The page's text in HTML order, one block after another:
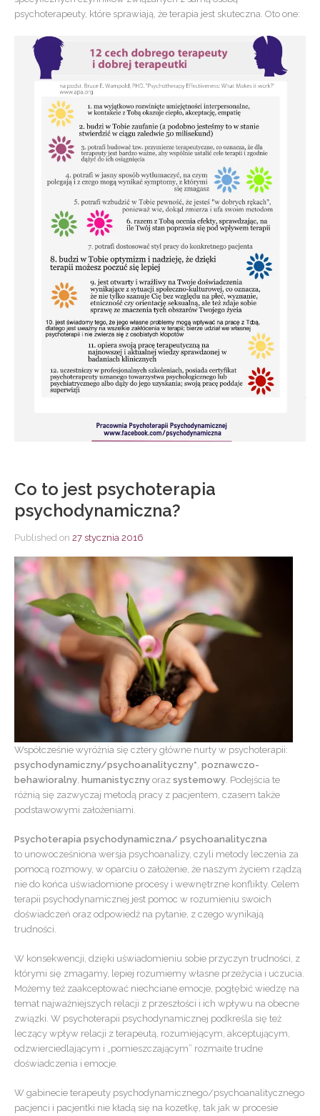
psychoterapeuty, które sprawiają, że terapia jest skuteczna. Oto one:
Co to jest psychoterapia
psychodynamiczna?
Published on 27 stycznia 2016
Współcześnie wyróżnia się cztery główne nurty w psychoterapii:
psychodynamiczny/psychoanalityczny* poznawczo-
behawioralny humanistyczny oraz systemowy . Podejścia te
różnią się zazwyczaj metodą pracy z pacjentem, czasem także
podstawowymi założeniami.
Psychoterapia psychodynamiczna/ psychoanalityczna
to unowocześniona wersja psychoanalizy, czyli metody leczenia za
pomocą rozmowy, w oparciu o założenie, że naszym życiem rządzą
nie do końca uświadomione procesy i wewnętrzne konflikty. Celem
terapii psychodynamicznej jest pomoc w rozumieniu swoich
doświadczeń oraz odpowiedź na pytanie, z czego wynikają
trudności.
W konsekwencji, dzięki uświadomieniu sobie przyczyn trudności, z
którymi się zmagamy, lepiej rozumiemy własne przeżycia i uczucia.
Możemy też zaakceptować niechciane emocje, pogłębić wiedzę na
temat najważniejszych relacji z przeszłości i ich wpływu na obecne
związki. W psychoterapii psychodynamicznej podkreśla się też
leczący wpływ relacji z terapeutą, rozumiejącym, akceptującym,
odzwierciedlającym i „pomieszczającym” rozmaite trudne
doświadczenia i emocje.
W gabinecie terapeuty psychodynamicznego/psychoanalitycznego
pacjenci i pacjentki nie kładą się na kozetkę, tak jak w procesie